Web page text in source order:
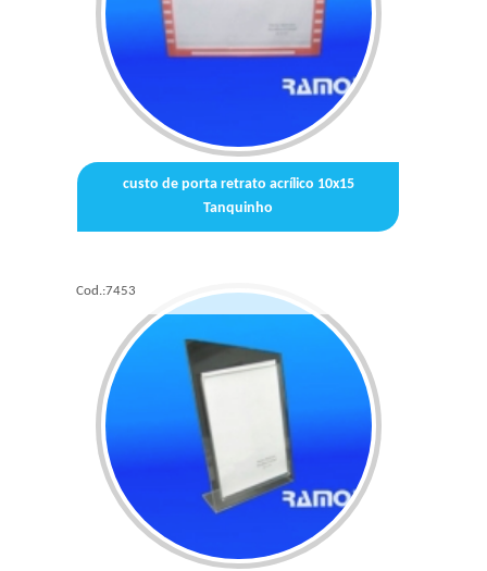
custo de porta retrato acrílico 10x15
Tanquinho
Cod.:7453